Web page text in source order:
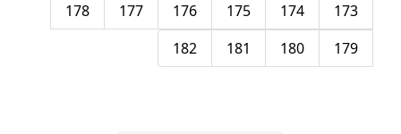
173
174
175
176
177
178
179
180
181
182